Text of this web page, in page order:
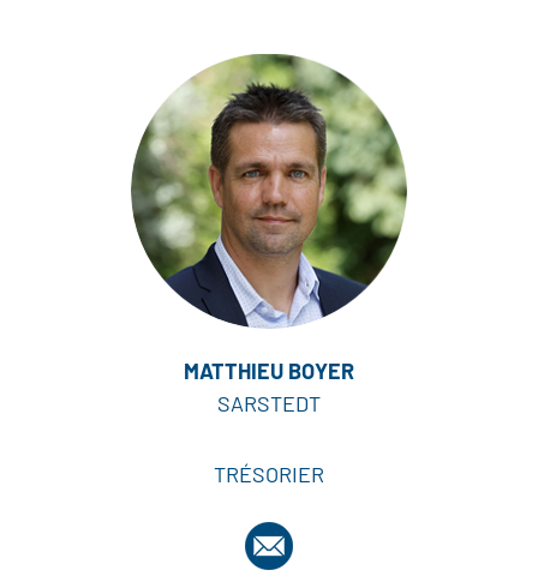
MATTHIEU BOYER
SARSTEDT
TRÉSORIER